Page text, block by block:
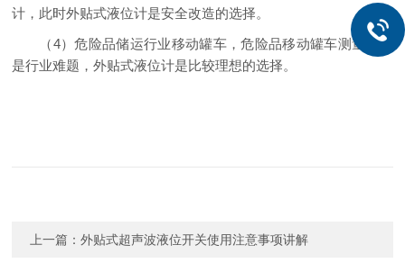
计，此时外贴式液位计是安全改造的选择。
（4）危险品储运行业移动罐车，危险品移动罐车测量一直
是行业难题，外贴式液位计是比较理想的选择。
上一篇：外贴式超声波液位开关使用注意事项讲解